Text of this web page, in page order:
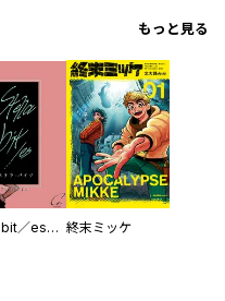
もっと見る
Stella bit／es【単話版】 終末ミッケ